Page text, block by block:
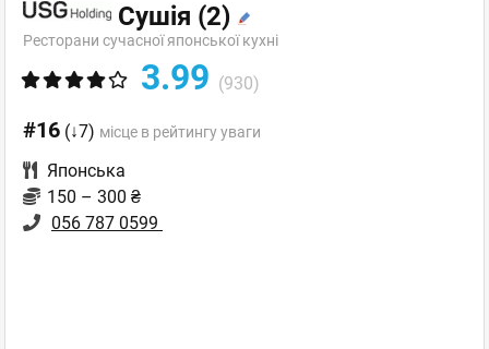
Сушія (2)
Ресторани сучасної японської кухні
3.99 (930)
#16 (↓7) місце в рейтингу уваги
Японська
150 – 300 ₴
056 787 0599